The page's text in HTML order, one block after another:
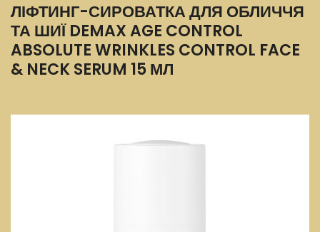
ЛІФТИНГ-СИРОВАТКА ДЛЯ ОБЛИЧЧЯ
ТА ШИЇ DEMAX AGE CONTROL
ABSOLUTE WRINKLES CONTROL FACE
& NECK SERUM 15 МЛ